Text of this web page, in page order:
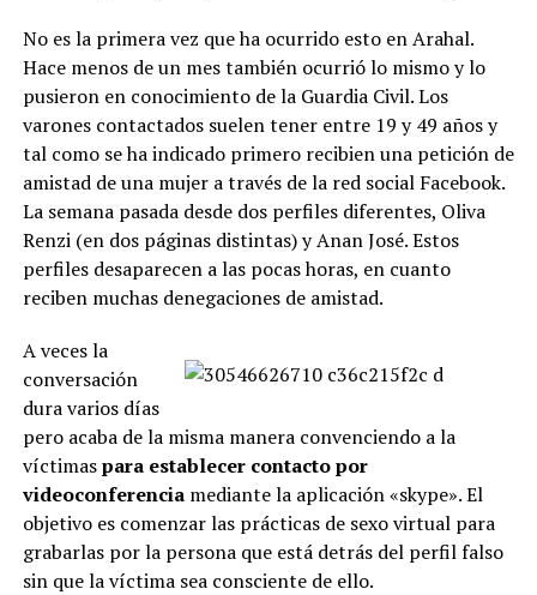
No es la primera vez que ha ocurrido esto en Arahal.
Hace menos de un mes también ocurrió lo mismo y lo
pusieron en conocimiento de la Guardia Civil. Los
varones contactados suelen tener entre 19 y 49 años y
tal como se ha indicado primero recibien una petición de
amistad de una mujer a través de la red social Facebook.
La semana pasada desde dos perfiles diferentes, Oliva
Renzi (en dos páginas distintas) y Anan José. Estos
perfiles desaparecen a las pocas horas, en cuanto
reciben muchas denegaciones de amistad.
A veces la
conversación
dura varios días
pero acaba de la misma manera convenciendo a la
víctimaspara establecer contacto por
videoconferencia mediante la aplicación «skype». El
objetivo es comenzar las prácticas de sexo virtual para
grabarlas por la persona que está detrás del perfil falso
sin que la víctima sea consciente de ello.